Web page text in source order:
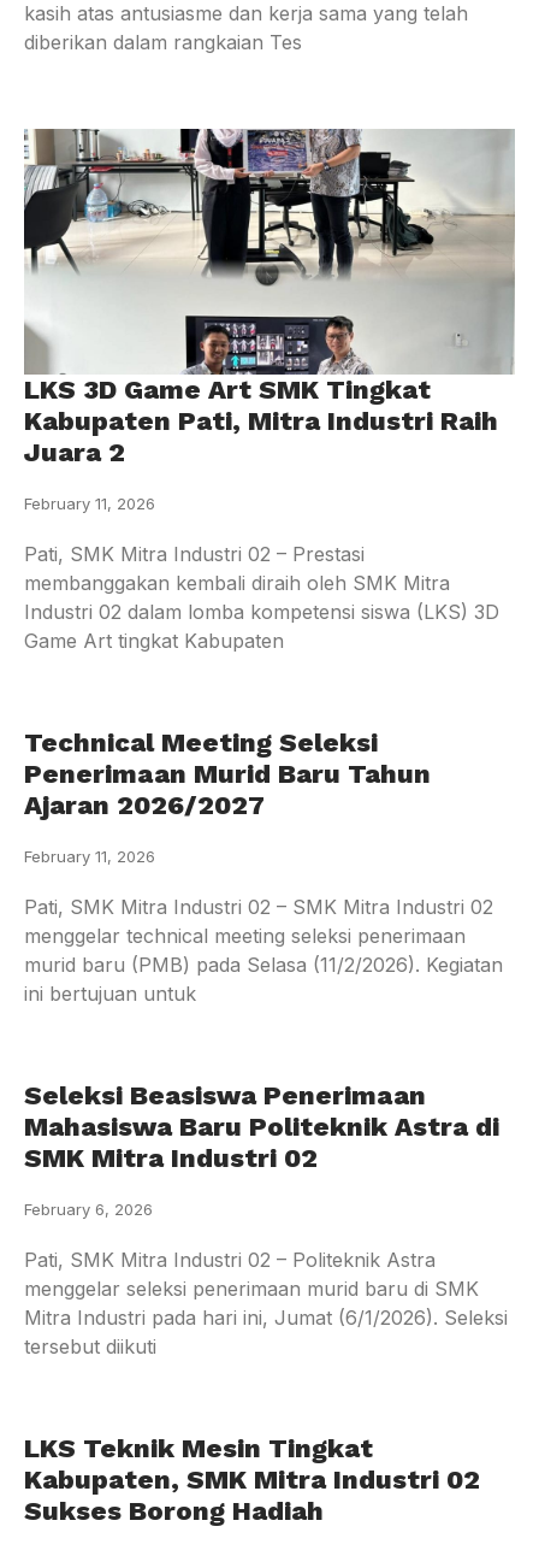
kasih atas antusiasme dan kerja sama yang telah
diberikan dalam rangkaian Tes
LKS 3D Game Art SMK Tingkat
Kabupaten Pati, Mitra Industri Raih
Juara 2
February 11, 2026
Pati, SMK Mitra Industri 02 – Prestasi
membanggakan kembali diraih oleh SMK Mitra
Industri 02 dalam lomba kompetensi siswa (LKS) 3D
Game Art tingkat Kabupaten
Technical Meeting Seleksi
Penerimaan Murid Baru Tahun
Ajaran 2026/2027
February 11, 2026
Pati, SMK Mitra Industri 02 – SMK Mitra Industri 02
menggelar technical meeting seleksi penerimaan
murid baru (PMB) pada Selasa (11/2/2026). Kegiatan
ini bertujuan untuk
Seleksi Beasiswa Penerimaan
Mahasiswa Baru Politeknik Astra di
SMK Mitra Industri 02
February 6, 2026
Pati, SMK Mitra Industri 02 – Politeknik Astra
menggelar seleksi penerimaan murid baru di SMK
Mitra Industri pada hari ini, Jumat (6/1/2026). Seleksi
tersebut diikuti
LKS Teknik Mesin Tingkat
Kabupaten, SMK Mitra Industri 02
Sukses Borong Hadiah